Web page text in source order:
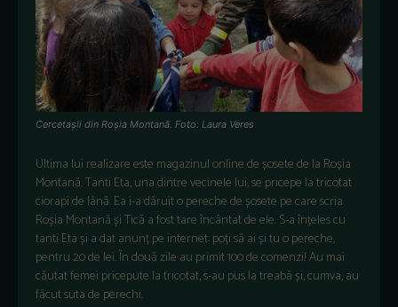
Cercetașii din Roșia Montană. Foto: Laura Veres
Ultima lui realizare este magazinul online de șosete de la Roșia
Montană. Tanti Eta, una dintre vecinele lui, se pricepe la tricotat
ciorapi de lână. Ea i-a dăruit o pereche de șosete pe care scria
Roșia Montană și Tică a fost tare încântat de ele. S-a înțeles cu
tanti Eta și a dat anunț pe internet: poți să ai și tu o pereche,
pentru 20 de lei. În două zile au primit 100 de comenzi! Au mai
căutat femei pricepute la tricotat, s-au pus la treabă și, cumva, au
făcut suta de perechi.